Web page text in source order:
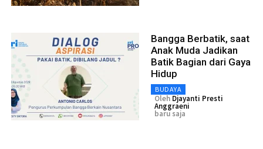
Bangga Berbatik, saat
Anak Muda Jadikan
Batik Bagian dari Gaya
Hidup
BUDAYA
Oleh Djayanti Presti
Anggraeni
baru saja